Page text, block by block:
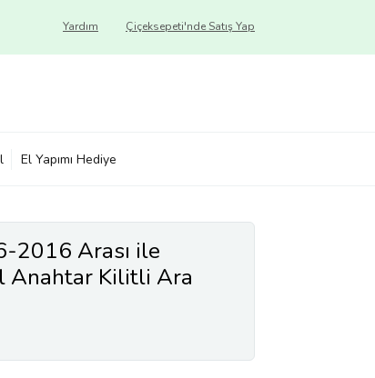
Çiçeksepeti'nde Satış Yap
Yardım
El Yapımı Hediye
2016 Arası ile
Anahtar Kilitli Ara